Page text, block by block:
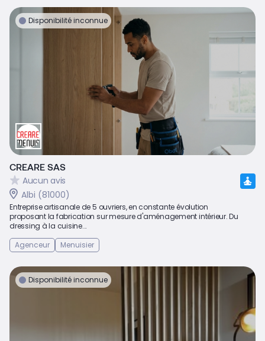
Disponibilité inconnue
CREARE SAS
Aucun avis
Albi (81000)
Entreprise artisanale de 5 ouvriers, en constante évolution
proposant la fabrication sur mesure d'aménagement intérieur. Du
dressing à la cuisine...
Agenceur
Menuisier
Disponibilité inconnue